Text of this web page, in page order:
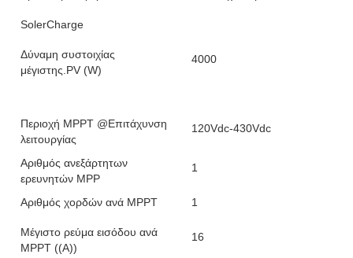
SolerCharge
Δύναμη συστοιχίας
μέγιστης.PV (W)
4000
Περιοχή MPPT @Επιτάχυνση
λειτουργίας
120Vdc-430Vdc
Αριθμός ανεξάρτητων
ερευνητών MPP
1
Αριθμός χορδών ανά MPPT 1
Μέγιστο ρεύμα εισόδου ανά
MPPT ((A))
16